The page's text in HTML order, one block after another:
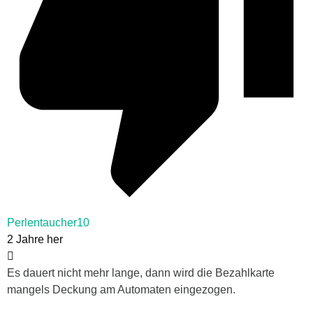
Perlentaucher10
2 Jahre her
Es dauert nicht mehr lange, dann wird die Bezahlkarte
mangels Deckung am Automaten eingezogen.